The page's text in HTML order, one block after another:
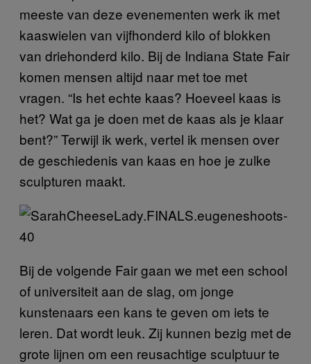
meeste van deze evenementen werk ik met
kaaswielen van vijfhonderd kilo of blokken
van driehonderd kilo. Bij de Indiana State Fair
komen mensen altijd naar met toe met
vragen. “Is het echte kaas? Hoeveel kaas is
het? Wat ga je doen met de kaas als je klaar
bent?” Terwijl ik werk, vertel ik mensen over
de geschiedenis van kaas en hoe je zulke
sculpturen maakt.
Bij de volgende Fair gaan we met een school
of universiteit aan de slag, om jonge
kunstenaars een kans te geven om iets te
leren. Dat wordt leuk. Zij kunnen bezig met de
grote lijnen om een reusachtige sculptuur te